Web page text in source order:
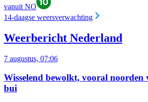
vanuit NO
14-daagse weersverwachting
Weerbericht Nederland
7 augustus, 07:06
Wisselend bewolkt, vooral noorden
bui